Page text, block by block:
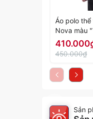
Áo polo
Nova màu
04 - Hàng
450.000₫
Sản